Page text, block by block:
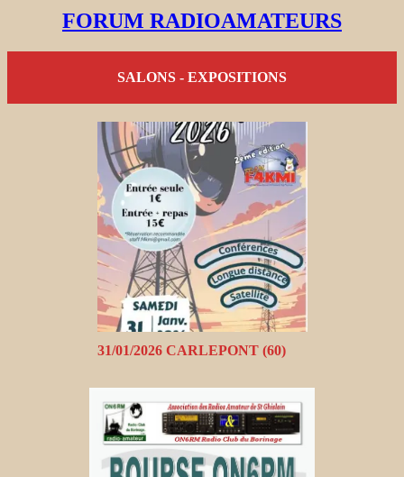
FORUM RADIOAMATEURS
SALONS - EXPOSITIONS
31/01/2026 CARLEPONT (60)